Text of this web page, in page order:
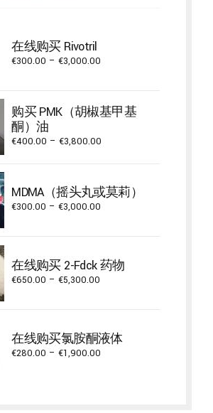
在线购买 Rivotril
€300.00 – €3,000.00
through
€3,000.00
购买 PMK（胡椒基甲基
酮）油
€400.00 – €3,800.00
through
€3,800.00
MDMA（摇头丸或莫莉）
€300.00 – €3,000.00
€3,000.00
在线购买 2-Fdck 药物
€650.00 – €5,300.00
€5,300.00
在线购买氯胺酮液体
€280.00 – €1,900.00